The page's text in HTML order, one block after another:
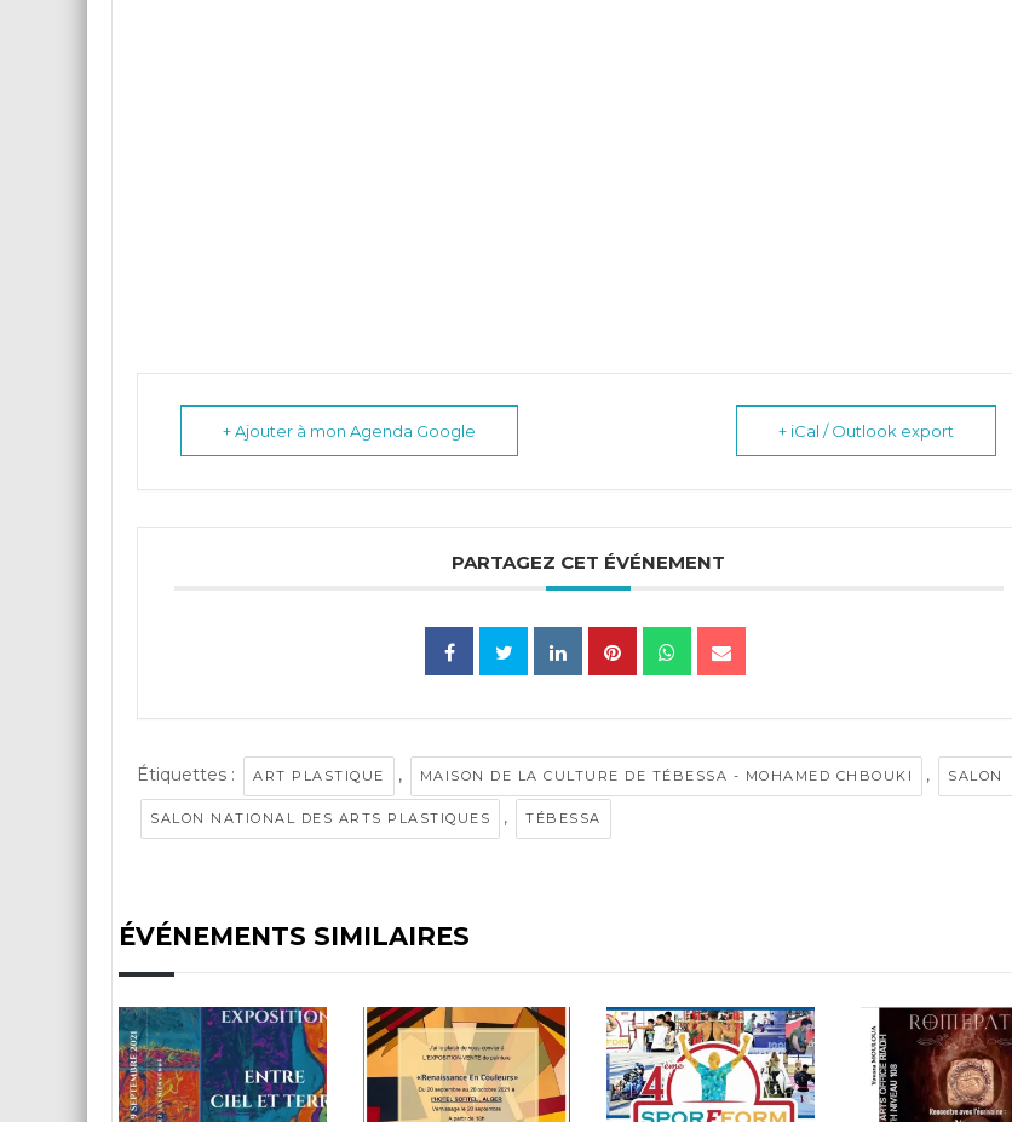
+ Ajouter à mon Agenda Google + iCal / Outlook export
PARTAGEZ CET ÉVÉNEMENT
Étiquettes : ART PLASTIQUE , MAISON DE LA CULTURE DE TÉBESSA - MOHAMED CHBOUKI , SALON
SALON NATIONAL DES ARTS PLASTIQUES , TÉBESSA
ÉVÉNEMENTS SIMILAIRES